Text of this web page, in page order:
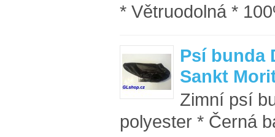
* Větruodolná *
Psí bunda
Sankt
Zimní psí
polyester * Černá